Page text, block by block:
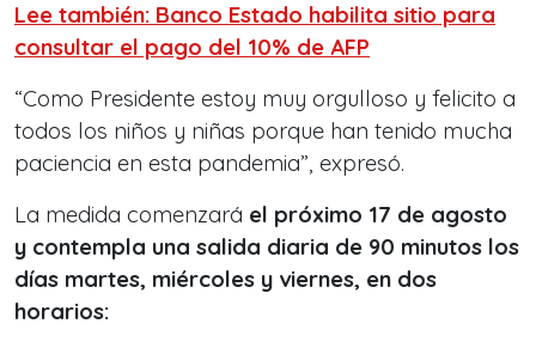
Lee también: Banco Estado habilita sitio para
consultar el pago del 10% de AFP
“Como Presidente estoy muy orgulloso y felicito a
todos los niños y niñas porque han tenido mucha
paciencia en esta pandemia”, expresó.
La medida comenzará el próximo 17 de agosto
y contempla una salida diaria de 90 minutos los
días martes, miércoles y viernes, en dos
horarios: